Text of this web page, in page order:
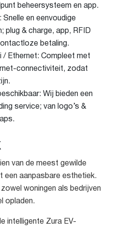
beheersysteem en app.
en eenvoudige
plug & charge, app, RFID
betaling.
Ethernet: Compleet met
connectiviteit, zodat
Wij bieden een
service; van logo’s &
van de meest gewilde
een aanpasbare esthetiek.
woningen als bedrijven
opladen.
intelligente Zura EV-